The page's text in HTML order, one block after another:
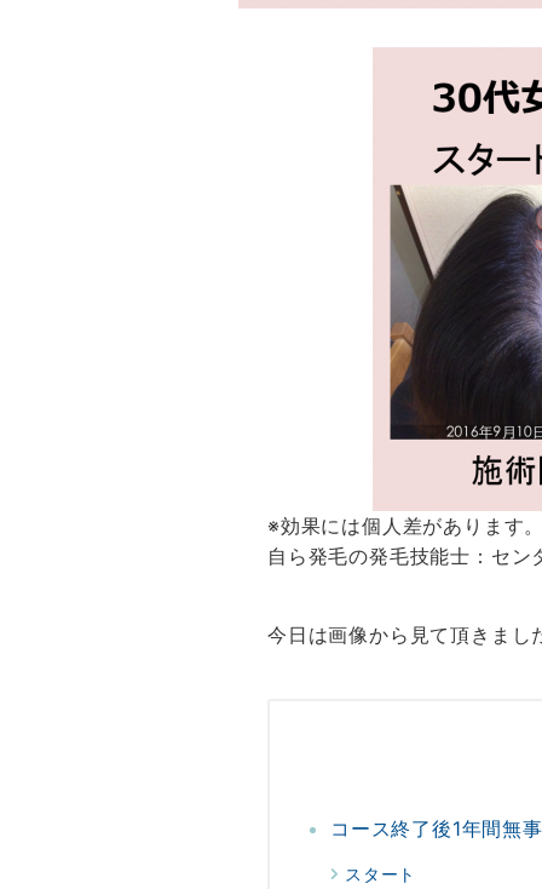
※効果には個人差があります
自ら発毛の発毛技能士：セン
今日は画像から見て頂きまし
コース終了後1年間無
スタート